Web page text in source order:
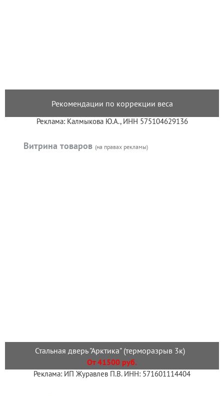
Рекомендации по коррекции веса
Реклама: Калмыкова Ю.А., ИНН 575104629136
Витрина товаров (на правах рекламы)
Стальная дверь "Арктика" (терморазрыв 3к)
От 41500 руб.
Реклама: ИП Журавлев П.В. ИНН: 571601114404